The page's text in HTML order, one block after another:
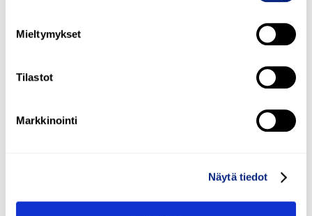
Mieltymykset
Tilastot
Markkinointi
Näytä tiedot
itsemääräämisoikeutesi
Adaton henkilökohtaisella